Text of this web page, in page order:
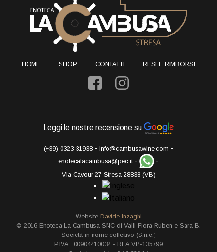
HOME SHOP CONTATTI RESI E RIMBORSI
Leggi le nostre recensione su
(+39) 0323 31938 - info@cambusawine.com -
enotecalacambusa@pec.it- -
Via Cavour 27 Stresa 28838 (VB)
Website Davide Inzaghi
© 2016 Enoteca La Cambusa SNC di Valli Flora Ruben e Sara B.
Società in nome collettivo (S.n.c.)
P.IVA.: 00904410032 - REA:VB-135799